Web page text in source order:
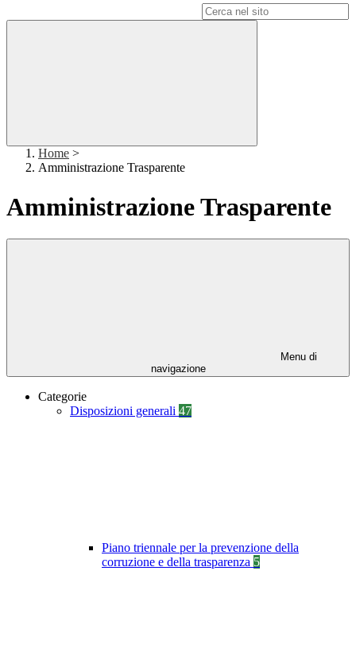
Home >
Amministrazione Trasparente
Amministrazione Trasparente
Menu di
navigazione
Categorie
Disposizioni generali 47
Piano triennale per la prevenzione della
corruzione e della trasparenza 5